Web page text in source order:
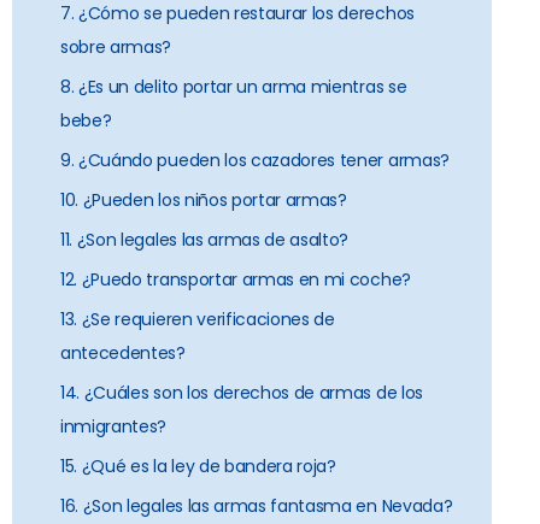
7. ¿Cómo se pueden restaurar los derechos
sobre armas?
8. ¿Es un delito portar un arma mientras se
bebe?
9. ¿Cuándo pueden los cazadores tener armas?
10. ¿Pueden los niños portar armas?
11. ¿Son legales las armas de asalto?
12. ¿Puedo transportar armas en mi coche?
13. ¿Se requieren verificaciones de
antecedentes?
14. ¿Cuáles son los derechos de armas de los
inmigrantes?
15. ¿Qué es la ley de bandera roja?
16. ¿Son legales las armas fantasma en Nevada?